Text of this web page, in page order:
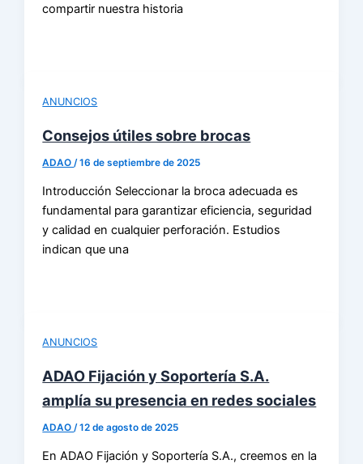
compartir nuestra historia
ANUNCIOS
Consejos útiles sobre brocas
ADAO /16 de septiembre de 2025
Introducción Seleccionar la broca adecuada es
fundamental para garantizar eficiencia, seguridad
y calidad en cualquier perforación. Estudios
indican que una
ANUNCIOS
ADAO Fijación y Soportería S.A.
amplía su presencia en redes sociales
ADAO/12 de agosto de 2025
En ADAO Fijación y Soportería S.A., creemos en la